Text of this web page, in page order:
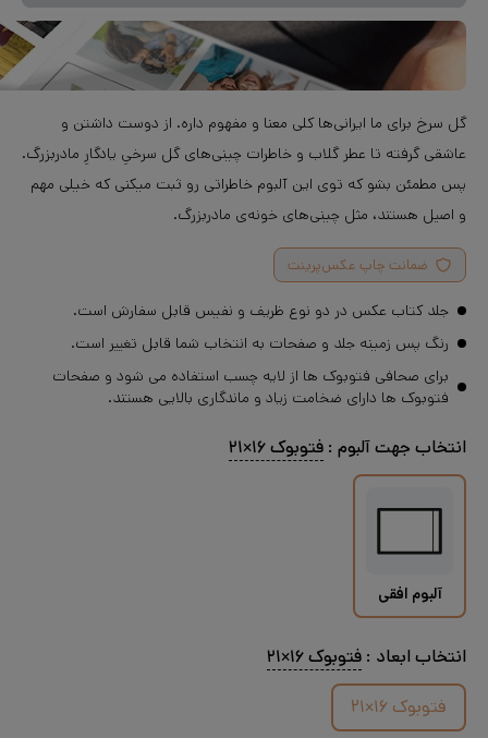
گل سرخ برای ما ایرانی‌ها کلی معنا و مفهوم داره. از دوست داشتن و
عاشقی گرفته تا عطر گلاب و خاطرات چینی‌های گل سرخیِ یادگارِ مادربزرگ.
پس مطمئن بشو که توی این آلبوم خاطراتی رو ثبت میکنی که خیلی مهم
و اصیل هستند، مثل چینی‌های خونه‌ی مادربزرگ.
ضمانت چاپ عکس‌پرینت
جلد کتاب عکس در دو نوع ظریف و نفیس قابل سفارش است.
رنگ پس زمینه جلد و صفحات به انتخاب شما قابل تغییر است.
برای صحافی فتوبوک ها از لایه چسب استفاده می شود و صفحات
فتوبوک ها دارای ضخامت زیاد و ماندگاری بالایی هستند.
انتخاب جهت آلبوم : فتوبوک ۱۶×۲۱
آلبوم افقی
انتخاب ابعاد : فتوبوک ۱۶×۲۱
فتوبوک ۱۶×۲۱